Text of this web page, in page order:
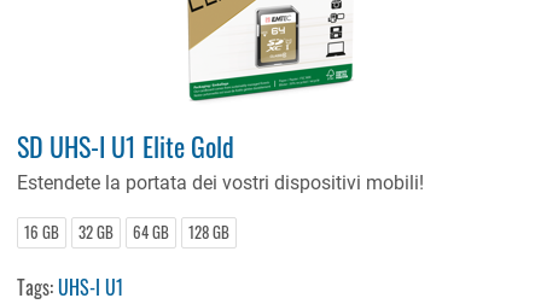
SD UHS-I U1 Elite Gold
Estendete la portata dei vostri dispositivi mobili!
16 GB 32 GB 64 GB 128 GB
Tags:UHS-I U1